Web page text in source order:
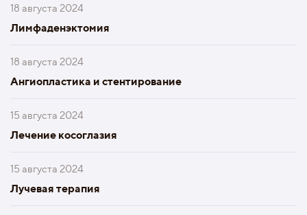
18 августа 2024
Лимфаденэктомия
18 августа 2024
Ангиопластика и стентирование
15 августа 2024
Лечение косоглазия
15 августа 2024
Лучевая терапия